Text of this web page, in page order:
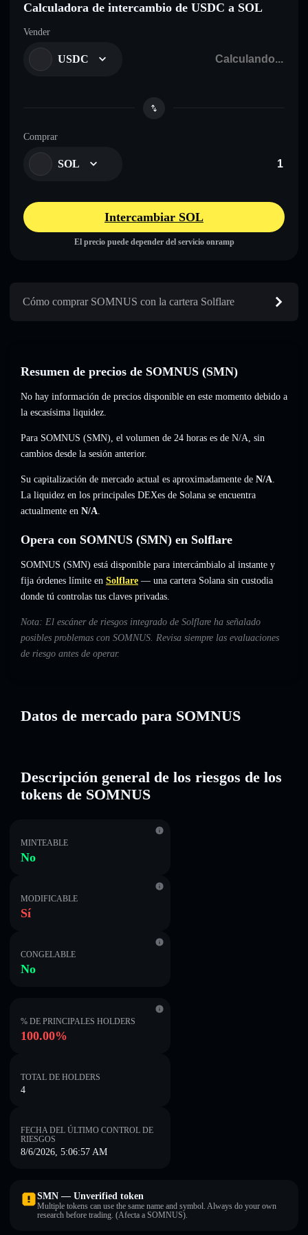
Calculadora de intercambio de USDC a SOL
Vender
USDC
Comprar
SOL
Intercambiar SOL
El precio puede depender del servicio onramp
Cómo comprar SOMNUS con la cartera Solflare
Resumen de precios de SOMNUS (SMN)
No hay información de precios disponible en este momento debido a
la escasísima liquidez.
Para SOMNUS (SMN), el volumen de 24 horas es de N/A, sin
cambios desde la sesión anterior.
Su capitalización de mercado actual es aproximadamente de N/A.
La liquidez en los principales DEXes de Solana se encuentra
actualmente en N/A.
Opera con SOMNUS (SMN) en Solflare
SOMNUS (SMN) está disponible para intercámbialo al instante y
fija órdenes límite en Solflare — una cartera Solana sin custodia
donde tú controlas tus claves privadas.
Nota: El escáner de riesgos integrado de Solflare ha señalado
posibles problemas con SOMNUS. Revisa siempre las evaluaciones
de riesgo antes de operar.
Datos de mercado para SOMNUS
Descripción general de los riesgos de los
tokens de SOMNUS
MINTEABLE
No
MODIFICABLE
Sí
CONGELABLE
No
% DE PRINCIPALES HOLDERS
100.00%
TOTAL DE HOLDERS
4
FECHA DEL ÚLTIMO CONTROL DE
RIESGOS
8/6/2026, 5:06:57 AM
SMN — Unverified token
Multiple tokens can use the same name and symbol. Always do your own
research before trading. (Afecta a SOMNUS).